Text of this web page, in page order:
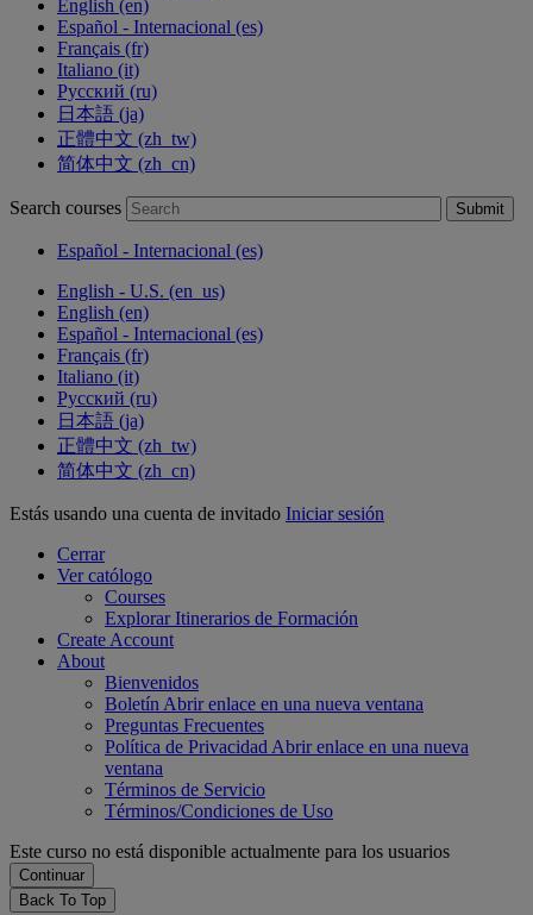
English ‎(en)‎
Español - Internacional ‎(es)‎
Français ‎(fr)‎
Italiano ‎(it)‎
Русский ‎(ru)‎
日本語 ‎(ja)‎
正體中文 ‎(zh_tw)‎
简体中文 ‎(zh_cn)‎
Search courses Submit
Español - Internacional ‎(es)‎
English - U.S. ‎(en_us)‎
English ‎(en)‎
Español - Internacional ‎(es)‎
Français ‎(fr)‎
Italiano ‎(it)‎
Русский ‎(ru)‎
日本語 ‎(ja)‎
正體中文 ‎(zh_tw)‎
简体中文 ‎(zh_cn)‎
Estás usando una cuenta de invitado Iniciar sesión
Cerrar
Ver católogo
Courses
Explorar Itinerarios de Formación
Create Account
About
Bienvenidos
Boletín Abrir enlace en una nueva ventana
Preguntas Frecuentes
Política de Privacidad Abrir enlace en una nueva
ventana
Términos de Servicio
Términos/Condiciones de Uso
Este curso no está disponible actualmente para los usuarios
Back To Top